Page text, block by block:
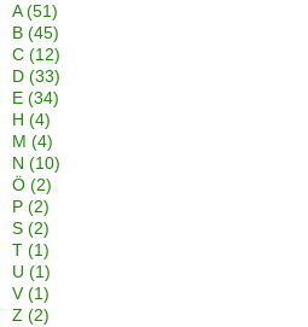
A(51)
B (45)
C (12)
D (33)
E (34)
H (4)
M (4)
N (10)
Ö (2)
P (2)
S (2)
T (1)
U (1)
V(1)
Z (2)